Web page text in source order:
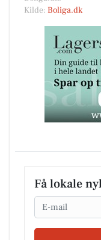
Kilde: Boliga.dk
Få lokale
Email